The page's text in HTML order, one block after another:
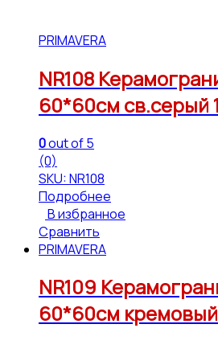
PRIMAVERA
NR108
60*60см св.серый
0out of 5
(0)
SKU: NR108
Подробнее
В избранное
Сравнить
PRIMAVERA
NR109
60*60см